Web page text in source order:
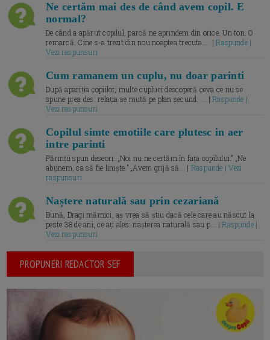
Ne certăm mai des de când avem copil. E
normal?
De când a apărut copilul, parcă ne aprindem din orice. Un ton. O
remarcă. Cine s-a trezit din nou noaptea trecuta.... |Raspunde |
Vezi raspunsuri
Cum ramanem un cuplu, nu doar parinti
După apariția copiilor, multe cupluri descoperă ceva ce nu se
spune prea des: relația se mută pe plan secund. ... |Raspunde |
Vezi raspunsuri
Copilul simte emotiile care plutesc in aer
intre parinti
Părinții spun deseori: „Noi nu ne certăm în fața copilului.” „Ne
abținem, ca să fie liniște.” „Avem grijă să... | Raspunde | Vezi
raspunsuri
Naștere naturală sau prin cezariană
Bună, Dragi mămici, aș vrea să știu dacă cele care au născut la
peste 38 de ani, ce ați ales: nașterea naturală sau p... |Raspunde |
Vezi raspunsuri
PROPUNERI REDACTOR SEF